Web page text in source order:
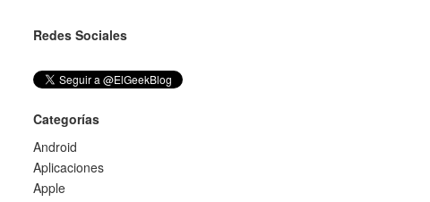
Redes Sociales
Categorías
Android
Aplicaciones
Apple